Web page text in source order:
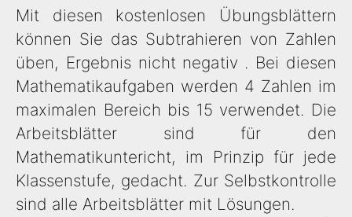
Mit diesen kostenlosen Übungsblättern
können Sie das Subtrahieren von Zahlen
üben, Ergebnis nicht negativ . Bei diesen
Mathematikaufgaben werden 4 Zahlen im
maximalen Bereich bis 15 verwendet. Die
Arbeitsblätter sind für den
Mathematikuntericht, im Prinzip für jede
Klassenstufe, gedacht. Zur Selbstkontrolle
sind alle Arbeitsblätter mit Lösungen.